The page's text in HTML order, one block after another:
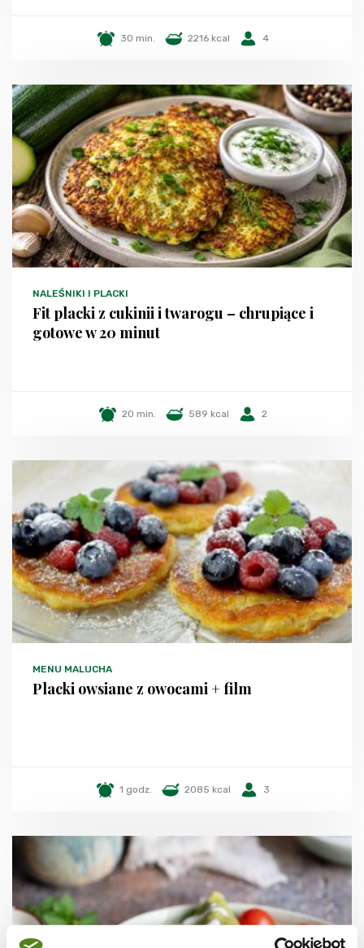
30 min. 2216 kcal 4
NALEŚNIKI I PLACKI
Fit placki z cukinii i twarogu – chrupiące i
gotowe w 20 minut
20 min. 589 kcal 2
MENU MALUCHA
Placki owsiane z owocami + film
1 godz. 2085 kcal 3